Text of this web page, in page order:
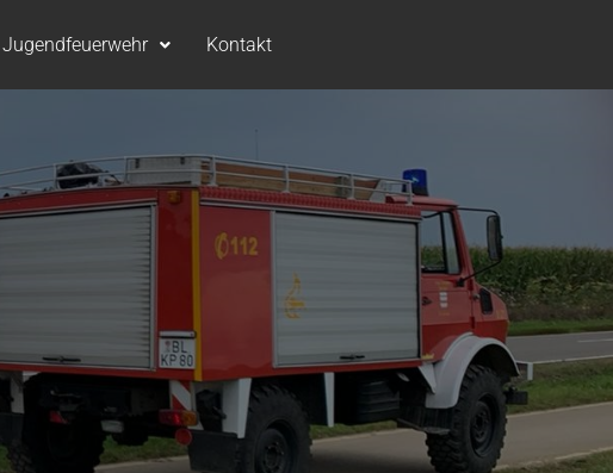
Jugendfeuerwehr Kontakt